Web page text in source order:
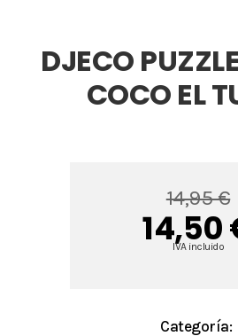
DJECO
COCO EL
14,95 €
14,50
IVA incluido
Categoría: